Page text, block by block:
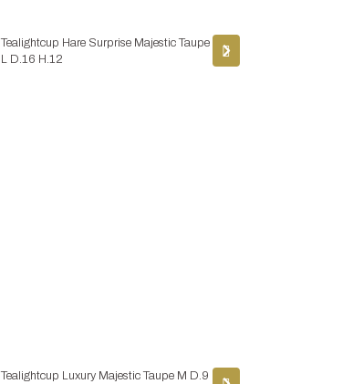
Tealightcup Hare Surprise Majestic Taupe
L D.16 H.12
Tealightcup Luxury Majestic Taupe M D.9